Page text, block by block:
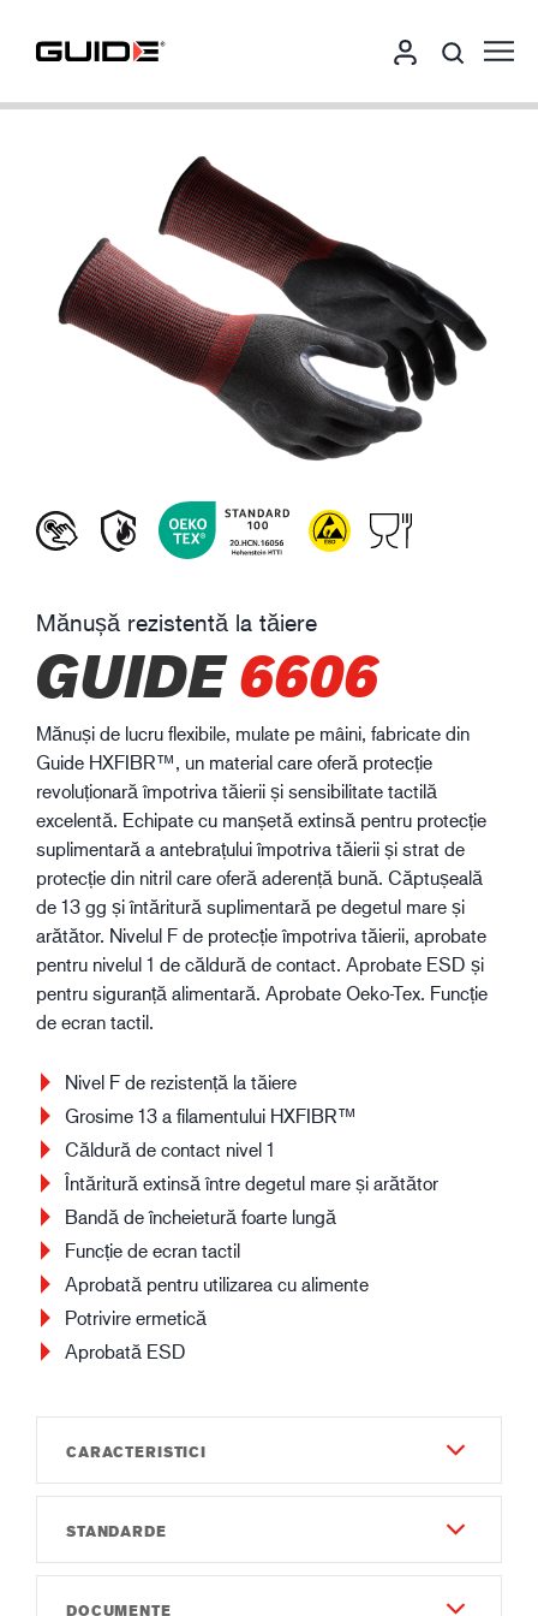
Mănușă rezistentă la tăiere
GUIDE6606
Mănuși de lucru flexibile, mulate pe mâini, fabricate din
Guide HXFIBR™, un material care oferă protecție
revoluționară împotriva tăierii și sensibilitate tactilă
excelentă. Echipate cu manșetă extinsă pentru protecție
suplimentară a antebrațului împotriva tăierii și strat de
protecție din nitril care oferă aderență bună. Căptușeală
de 13 gg și întăritură suplimentară pe degetul mare și
arătător. Nivelul F de protecție împotriva tăierii, aprobate
pentru nivelul 1 de căldură de contact. Aprobate ESD și
pentru siguranță alimentară. Aprobate Oeko-Tex. Funcție
de ecran tactil.
Nivel F de rezistență la tăiere
Grosime 13 a filamentului HXFIBR™
Căldură de contact nivel 1
Întăritură extinsă între degetul mare și arătător
Bandă de încheietură foarte lungă
Funcție de ecran tactil
Aprobată pentru utilizarea cu alimente
Potrivire ermetică
Aprobată ESD
CARACTERISTICI
Lungimea totală (cm)
285-340 mm
STANDARDE
DOCUMENTE